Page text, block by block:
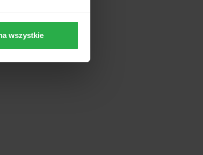
wszystkie